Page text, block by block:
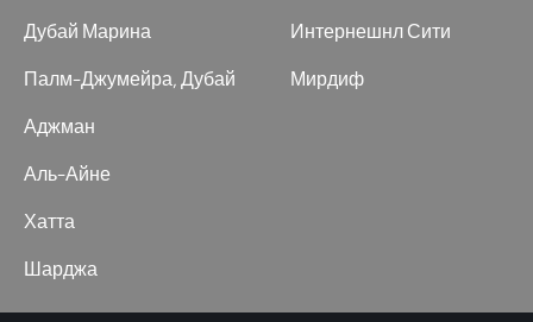
Дубай Марина
Палм-Джумейра, Дубай
Интернешнл Сити
Мирдиф
Аджман
Аль-Айне
Хатта
Шарджа